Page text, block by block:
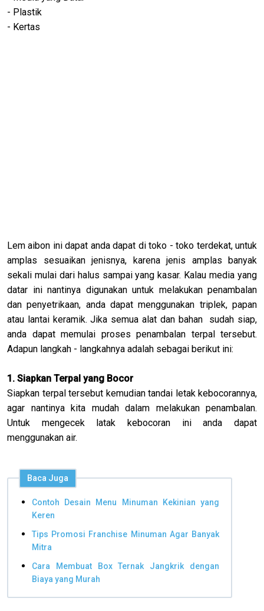
- Plastik
- Kertas
Lem aibon ini dapat anda dapat di toko - toko terdekat, untuk
amplas sesuaikan jenisnya, karena jenis amplas banyak
sekali mulai dari halus sampai yang kasar. Kalau media yang
datar ini nantinya digunakan untuk melakukan penambalan
dan penyetrikaan, anda dapat menggunakan triplek, papan
atau lantai keramik. Jika semua alat dan bahan sudah siap,
anda dapat memulai proses penambalan terpal tersebut.
Adapun langkah - langkahnya adalah sebagai berikut ini:
1. Siapkan Terpal yang Bocor
Siapkan terpal tersebut kemudian tandai letak kebocorannya,
agar nantinya kita mudah dalam melakukan penambalan.
Untuk mengecek latak kebocoran ini anda dapat
menggunakan air.
Baca Juga
Contoh Desain Menu Minuman Kekinian yang
Keren
Tips Promosi Franchise Minuman Agar Banyak
Mitra
Cara Membuat Box Ternak Jangkrik dengan
Biaya yang Murah